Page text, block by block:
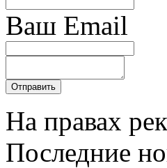
Ваш Email
На правах
Последние